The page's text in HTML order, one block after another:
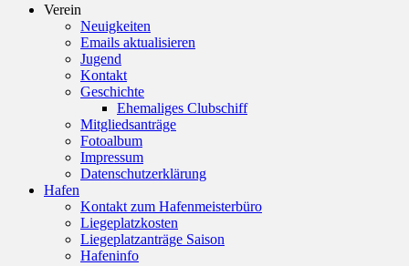
Verein
Neuigkeiten
Emails aktualisieren
Jugend
Kontakt
Geschichte
Ehemaliges Clubschiff
Mitgliedsanträge
Fotoalbum
Impressum
Datenschutzerklärung
Hafen
Kontakt zum Hafenmeisterbüro
Liegeplatzkosten
Liegeplatzanträge Saison
Hafeninfo